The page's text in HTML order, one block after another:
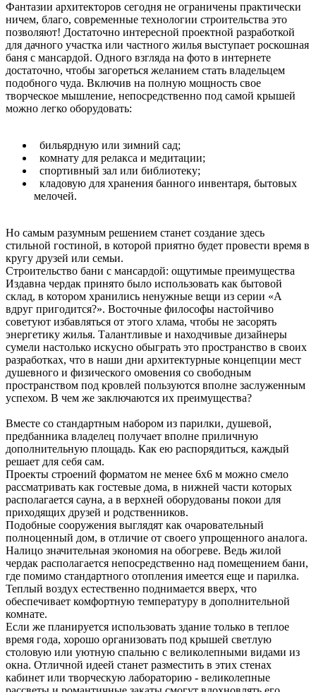
Фантазии архитекторов сегодня не ограничены практически
ничем, благо, современные технологии строительства это
позволяют! Достаточно интересной проектной разработкой
для дачного участка или частного жилья выступает роскошная
баня с мансардой. Одного взгляда на фото в интернете
достаточно, чтобы загореться желанием стать владельцем
подобного чуда. Включив на полную мощность свое
творческое мышление, непосредственно под самой крышей
можно легко оборудовать:
бильярдную или зимний сад;
комнату для релакса и медитации;
спортивный зал или библиотеку;
кладовую для хранения банного инвентаря, бытовых
мелочей.
Но самым разумным решением станет создание здесь
стильной гостиной, в которой приятно будет провести время в
кругу друзей или семьи.
Строительство бани с мансардой: ощутимые преимущества
Издавна чердак принято было использовать как бытовой
склад, в котором хранились ненужные вещи из серии «А
вдруг пригодится?». Восточные философы настойчиво
советуют избавляться от этого хлама, чтобы не засорять
энергетику жилья. Талантливые и находчивые дизайнеры
сумели настолько искусно обыграть это пространство в своих
разработках, что в наши дни архитектурные концепции мест
душевного и физического омовения со свободным
пространством под кровлей пользуются вполне заслуженным
успехом. В чем же заключаются их преимущества?
Вместе со стандартным набором из парилки, душевой,
предбанника владелец получает вполне приличную
дополнительную площадь. Как ею распорядиться, каждый
решает для себя сам.
Проекты строений форматом не менее 6х6 м можно смело
рассматривать как гостевые дома, в нижней части которых
располагается сауна, а в верхней оборудованы покои для
приходящих друзей и родственников.
Подобные сооружения выглядят как очаровательный
полноценный дом, в отличие от своего упрощенного аналога.
Налицо значительная экономия на обогреве. Ведь жилой
чердак располагается непосредственно над помещением бани,
где помимо стандартного отопления имеется еще и парилка.
Теплый воздух естественно поднимается вверх, что
обеспечивает комфортную температуру в дополнительной
комнате.
Если же планируется использовать здание только в теплое
время года, хорошо организовать под крышей светлую
столовую или уютную спальню с великолепными видами из
окна. Отличной идеей станет разместить в этих стенах
кабинет или творческую лабораторию - великолепные